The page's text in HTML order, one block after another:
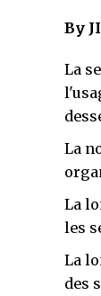
By
La
La
La
les
La
des